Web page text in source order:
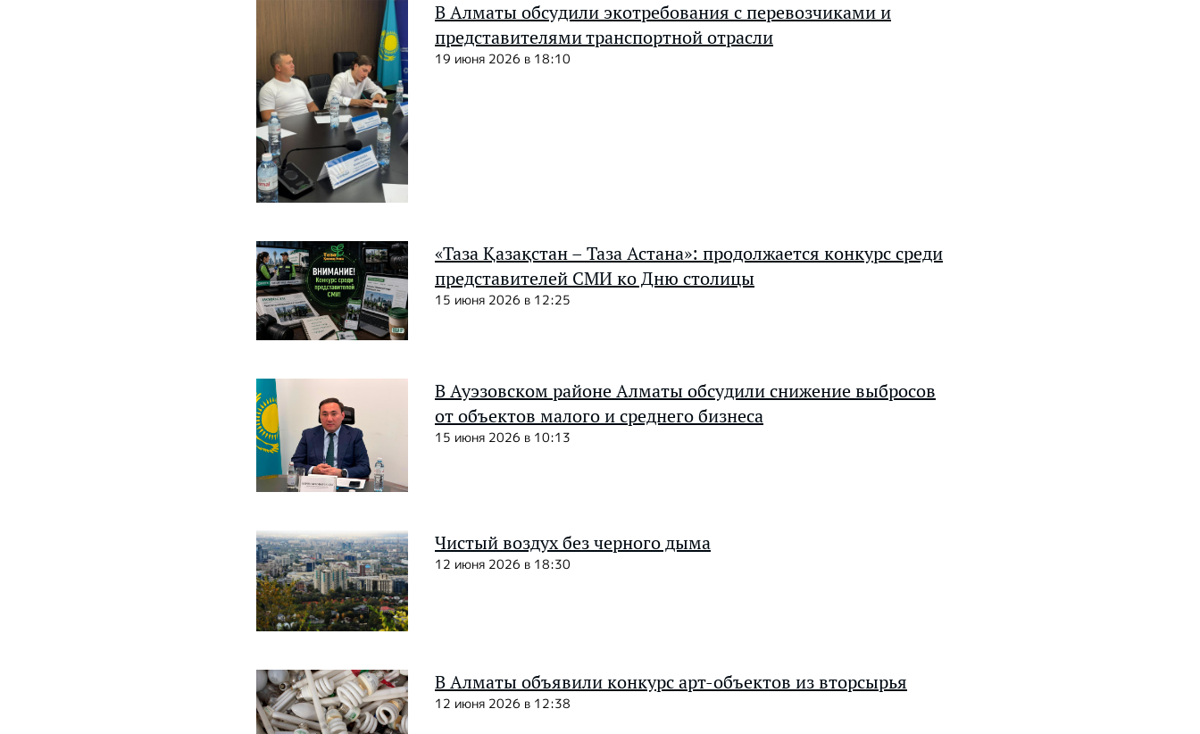
В Алматы обсудили экотребования с перевозчиками и
представителями транспортной отрасли
19 июня 2026 в 18:10
«Таза Қазақстан – Таза Астана»: продолжается конкурс среди
представителей СМИ ко Дню столицы
15 июня 2026 в 12:25
В Ауэзовском районе Алматы обсудили снижение выбросов
от объектов малого и среднего бизнеса
15 июня 2026 в 10:13
Чистый воздух без черного дыма
12 июня 2026 в 18:30
В Алматы объявили конкурс арт-объектов из вторсырья
12 июня 2026 в 12:38